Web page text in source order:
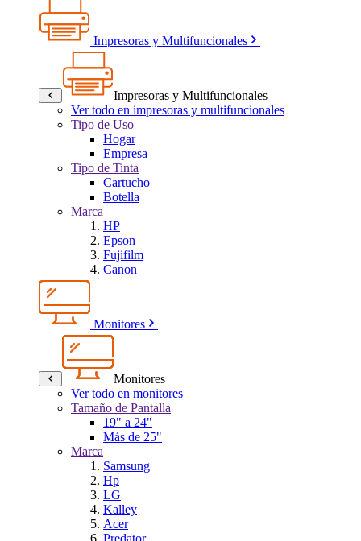
Impresoras y Multifuncionales
Impresoras y Multifuncionales
Ver todo en impresoras y multifuncionales
Tipo de Uso
Hogar
Empresa
Tipo de Tinta
Cartucho
Botella
Marca
HP
Epson
Fujifilm
Canon
Monitores
Monitores
Ver todo en monitores
Tamaño de Pantalla
19" a 24"
Más de 25"
Marca
Samsung
Hp
LG
Kalley
Acer
Predator